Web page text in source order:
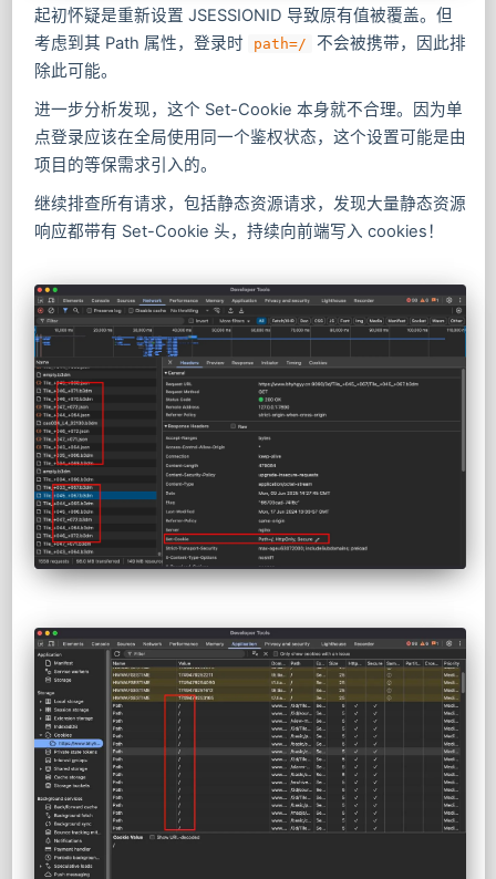
起初怀疑是重新设置 JSESSIONID 导致原有值被覆盖。但
考虑到其 Path 属性，登录时
path=/
不会被携带，因此排
除此可能。
进一步分析发现，这个 Set-Cookie 本身就不合理。因为单
点登录应该在全局使用同一个鉴权状态，这个设置可能是由
项目的等保需求引入的。
继续排查所有请求，包括静态资源请求，发现大量静态资源
响应都带有 Set-Cookie 头，持续向前端写入 cookies！